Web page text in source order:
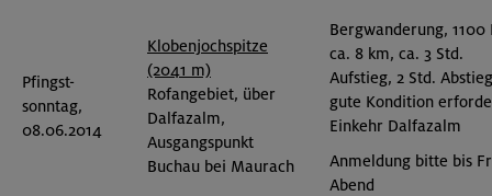
Pfingst-
sonntag,
08.06.2014
Klobenjochspitze
(2041 m)
Rofangebiet, über
Dalfazalm,
Ausgangspunkt
Buchau bei Maurach
Bergwanderung, 1100
ca. 8 km, ca. 3 Std.
Aufstieg, 2 Std.
gute Kondition
Einkehr Dalfazalm
Anmeldung bitte bis
Abend